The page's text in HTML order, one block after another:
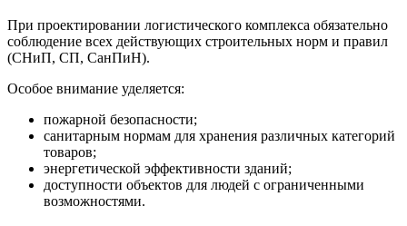
При проектировании логистического комплекса обязательно
соблюдение всех действующих строительных норм и правил
(СНиП, СП, СанПиН).
Особое внимание уделяется:
пожарной безопасности;
санитарным нормам для хранения различных категорий
товаров;
энергетической эффективности зданий;
доступности объектов для людей с ограниченными
возможностями.